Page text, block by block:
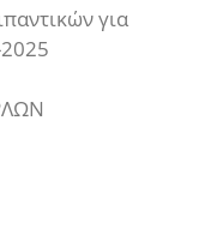
για